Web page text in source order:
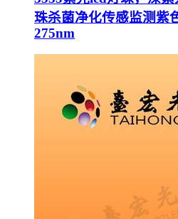
珠杀菌净化传感监测紫
275nm